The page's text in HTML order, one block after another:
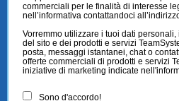
commerciali per le finalità di interesse
nell’informativa contattandoci
Vorremmo utilizzare i tuoi dati
del sito e dei prodotti e servizi
posta, messaggi istantanei, chat o
offerte commerciali di prodotti e servizi
iniziative di marketing indicate
Sono d'accordo!